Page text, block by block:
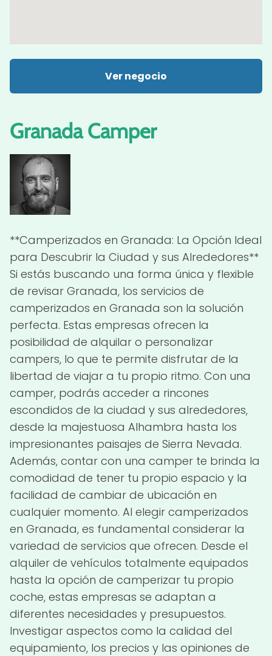
Ver negocio
Granada Camper
**Camperizados en Granada: La Opción Ideal
para Descubrir la Ciudad y sus Alrededores**
Si estás buscando una forma única y flexible
de revisar Granada, los servicios de
camperizados en Granada son la solución
perfecta. Estas empresas ofrecen la
posibilidad de alquilar o personalizar
campers, lo que te permite disfrutar de la
libertad de viajar a tu propio ritmo. Con una
camper, podrás acceder a rincones
escondidos de la ciudad y sus alrededores,
desde la majestuosa Alhambra hasta los
impresionantes paisajes de Sierra Nevada.
Además, contar con una camper te brinda la
comodidad de tener tu propio espacio y la
facilidad de cambiar de ubicación en
cualquier momento. Al elegir camperizados
en Granada, es fundamental considerar la
variedad de servicios que ofrecen. Desde el
alquiler de vehículos totalmente equipados
hasta la opción de camperizar tu propio
coche, estas empresas se adaptan a
diferentes necesidades y presupuestos.
Investigar aspectos como la calidad del
equipamiento, los precios y las opiniones de